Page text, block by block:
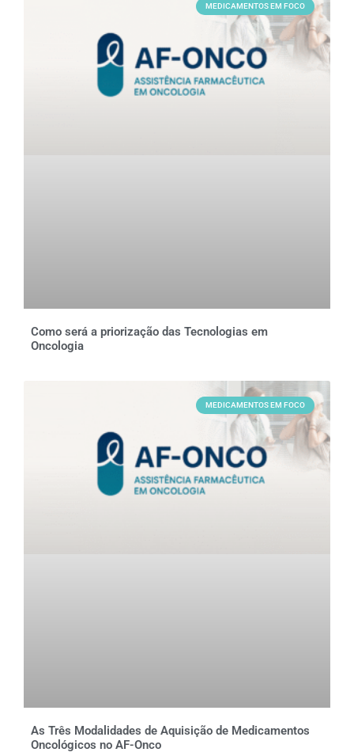
MEDICAMENTOS EM FOCO
Como será a priorização das Tecnologias em
Oncologia
MEDICAMENTOS EM FOCO
As Três Modalidades de Aquisição de Medicamentos
Oncológicos no AF-Onco